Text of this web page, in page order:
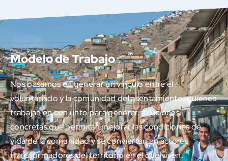
Modelo de Trabajo
Nos basamos en generar un vínculo entre el
voluntariado y la comunidad del asentamiento, quienes
trabajan en conjunto para generar soluciones
concretas que permitan mejorar las condiciones de
vida de la comunidad y se conviertan en actores
transformadores del territorio en el que viven.